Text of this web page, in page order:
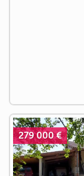
279 000 €